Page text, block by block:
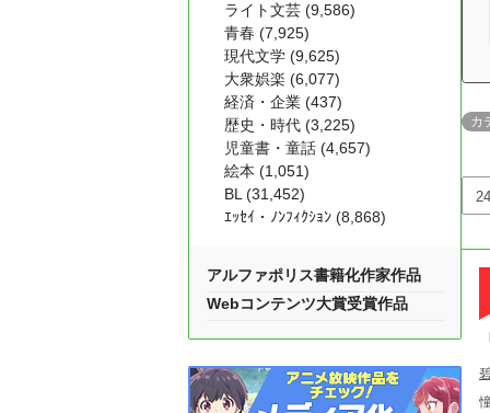
カ
憧れ
ライト文芸 (9,586)
青春 (7,925)
現代文学 (9,625)
大衆娯楽 (6,077)
経済・企業 (437)
歴史・時代 (3,225)
児童書・童話 (4,657)
絵本 (1,051)
BL (31,452)
ｴｯｾｲ・ﾉﾝﾌｨｸｼｮﾝ (8,868)
アルファポリス書籍化作家作品
Webコンテンツ大賞受賞作品